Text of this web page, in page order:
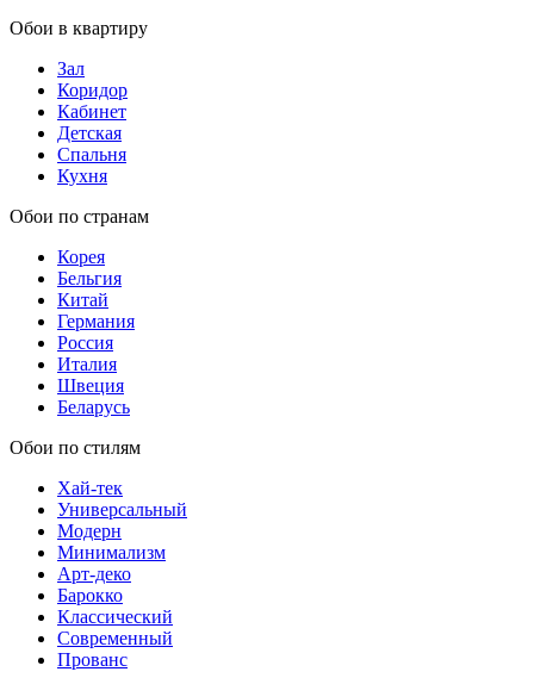
Обои в квартиру
Зал
Коридор
Кабинет
Детская
Спальня
Кухня
Обои по странам
Корея
Бельгия
Китай
Германия
Россия
Италия
Швеция
Беларусь
Обои по стилям
Хай-тек
Универсальный
Модерн
Минимализм
Арт-деко
Барокко
Классический
Современный
Прованс